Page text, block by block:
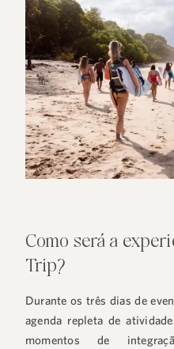
Como será a
Trip?
Durante os três dias de
agenda repleta de
momentos de